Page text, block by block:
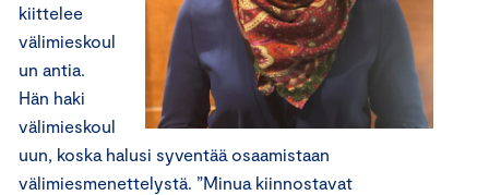
kiittelee
välimieskoul
un antia.
Hän haki
välimieskoul
uun, koska halusi syventää osaamistaan
välimiesmenettelystä. ”Minua kiinnostavat